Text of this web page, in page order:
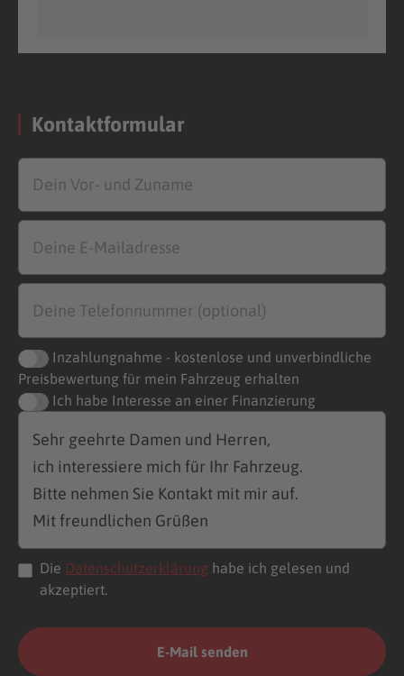
Kontaktformular
Inzahlungnahme - kostenlose und unverbindliche
Preisbewertung für mein Fahrzeug erhalten
Ich habe Interesse an einer Finanzierung
Die Datenschutzerklärung habe ich gelesen und
akzeptiert.